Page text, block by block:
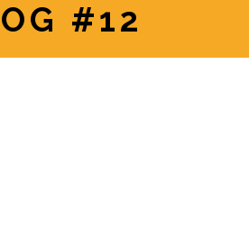
#12